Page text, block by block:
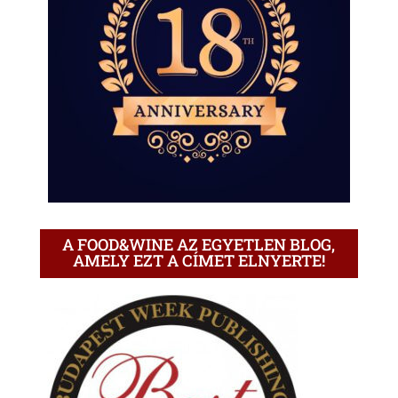
A FOOD&WINE AZ EGYETLEN BLOG,
AMELY EZT A CÍMET ELNYERTE!